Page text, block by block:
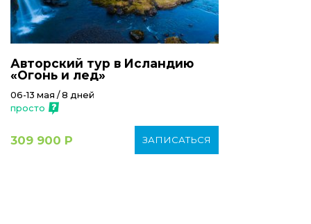
Авторский тур в Исландию
«Огонь и лед»
06-13 мая / 8 дней
просто
309 900 Р ЗАПИСАТЬСЯ